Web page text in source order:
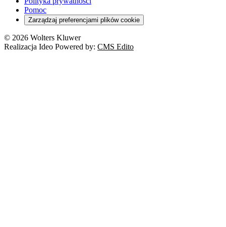
Pomoc
Zarządzaj preferencjami plików cookie
© 2026 Wolters Kluwer
Realizacja Ideo Powered by: CMS Edito